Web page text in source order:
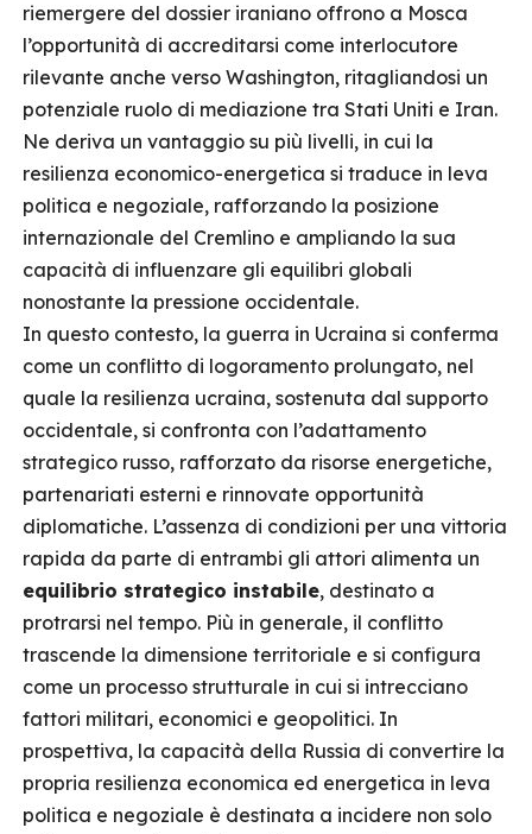
riemergere del dossier iraniano offrono a Mosca
l’opportunità di accreditarsi come interlocutore
rilevante anche verso Washington, ritagliandosi un
potenziale ruolo di mediazione tra Stati Uniti e Iran.
Ne deriva un vantaggio su più livelli, in cui la
resilienza economico-energetica si traduce in leva
politica e negoziale, rafforzando la posizione
internazionale del Cremlino e ampliando la sua
capacità di influenzare gli equilibri globali
nonostante la pressione occidentale.
In questo contesto, la guerra in Ucraina si conferma
come un conflitto di logoramento prolungato, nel
quale la resilienza ucraina, sostenuta dal supporto
occidentale, si confronta con l’adattamento
strategico russo, rafforzato da risorse energetiche,
partenariati esterni e rinnovate opportunità
diplomatiche. L’assenza di condizioni per una vittoria
rapida da parte di entrambi gli attori alimenta un
equilibrio strategico instabile, destinato a
protrarsi nel tempo. Più in generale, il conflitto
trascende la dimensione territoriale e si configura
come un processo strutturale in cui si intrecciano
fattori militari, economici e geopolitici. In
prospettiva, la capacità della Russia di convertire la
propria resilienza economica ed energetica in leva
politica e negoziale è destinata a incidere non solo